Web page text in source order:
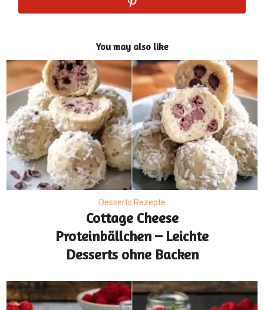
You may also like
Desserts Rezepte
Cottage Cheese
Proteinbällchen – Leichte
Desserts ohne Backen